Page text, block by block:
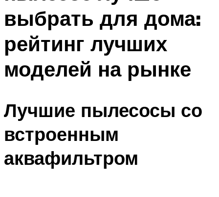
выбрать для дома:
рейтинг лучших
моделей на рынке
Лучшие пылесосы со
встроенным
аквафильтром